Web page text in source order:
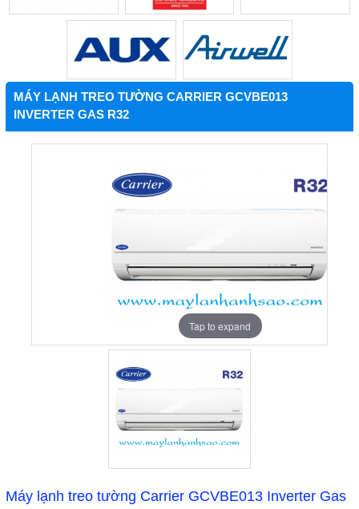
MÁY LẠNH TREO TƯỜNG CARRIER GCVBE013
INVERTER GAS R32
Tap to expand
Máy lạnh treo tường Carrier GCVBE013 Inverter Gas